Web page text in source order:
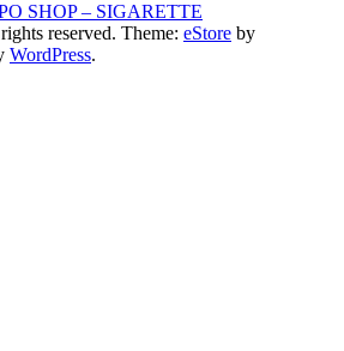
SHOP – SIGARETTE
reserved. Theme: eStore by
WordPress.